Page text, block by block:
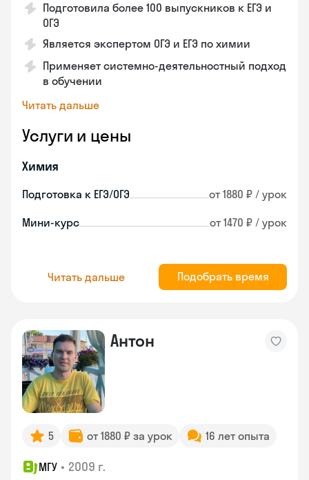
Подготовила более 100 выпускников к ЕГЭ и
ОГЭ
Является экспертом ОГЭ и ЕГЭ по химии
Применяет системно-деятельностный подход
в обучении
Читать дальше
Услуги и цены
Химия
Подготовка к ЕГЭ/ОГЭ от 1880 ₽ / урок
Мини-курс от 1470 ₽ / урок
Читать дальше Подобрать время
Антон
5 от 1880 ₽ за урок 16 лет опыта
МГУ • 2009 г.